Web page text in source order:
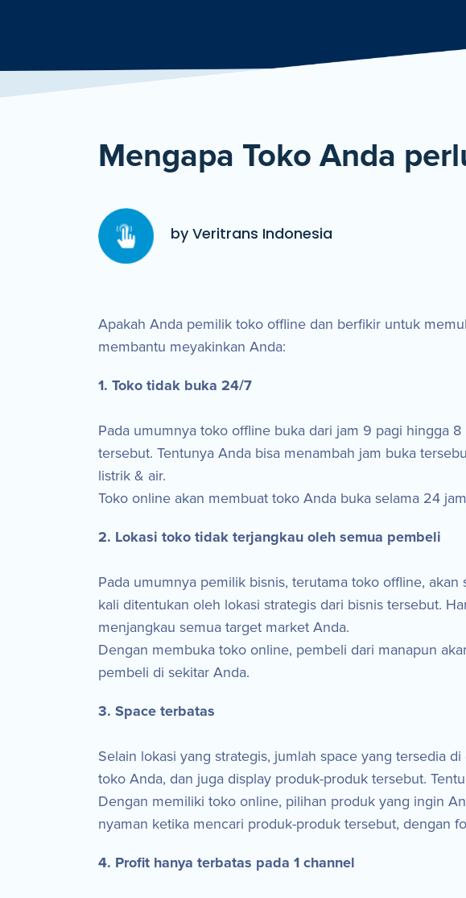
Mengapa Toko Anda
by Veritrans Indonesia
Apakah Anda pemilik toko offline dan berfikir untuk
membantu meyakinkan Anda:
1. Toko tidak buka 24/7
Pada umumnya toko offline buka dari jam 9 pagi hingga
tersebut. Tentunya Anda bisa menambah jam buka
listrik & air.
Toko online akan membuat toko Anda buka selama 24
2. Lokasi toko tidak terjangkau oleh semua pembeli
Pada umumnya pemilik bisnis, terutama toko offline,
kali ditentukan oleh lokasi strategis dari bisnis tersebut.
menjangkau semua target market Anda.
Dengan membuka toko online, pembeli dari manapun
pembeli di sekitar Anda.
3. Space terbatas
Selain lokasi yang strategis, jumlah space yang tersedia
toko Anda, dan juga display produk-produk tersebut.
Dengan memiliki toko online, pilihan produk yang ingin
nyaman ketika mencari produk-produk tersebut, dengan
4. Profit hanya terbatas pada 1 channel